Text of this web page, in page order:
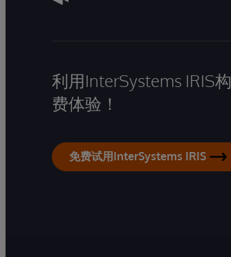
利用InterSystems IRIS
费体验！
免费试用InterSystems IRIS